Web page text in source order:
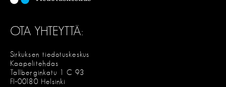
OTA YHTEYTTÄ:
Sirkuksen tiedotuskeskus
Kaapelitehdas
Tallberginkatu 1 C 93
FI-00180 Helsinki